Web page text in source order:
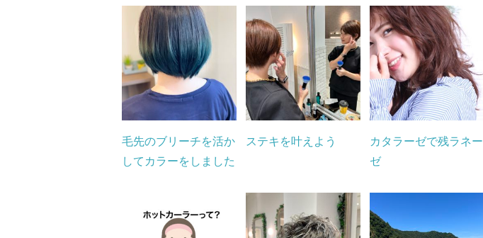
毛先のブリーチを活か
してカラーをしました
ステキを叶えよう
カタラーゼで残ラネー
ゼ